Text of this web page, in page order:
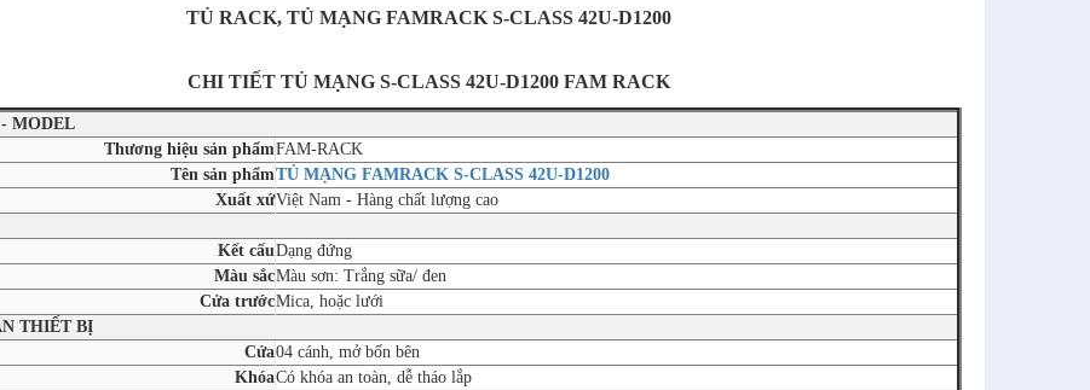
TỦ RACK, TỦ MẠNG FAMRACK S-CLASS 42U-D1200
CHI TIẾT TỦ MẠNG S-CLASS 42U-D1200 FAM RACK
MODEL
Thương hiệu sản phẩmFAM-RACK
Tên sản phẩmTỦ MẠNG FAMRACK S-CLASS 42U-D1200
Xuất xứViệt Nam - Hàng chất lượng cao
Kết cấuDạng đứng
Màu sắcMàu sơn: Trắng sữa/ đen
Cửa trướcMica, hoặc lưới
THIẾT BỊ
Cửa04 cánh, mở bốn bên
KhóaCó khóa an toàn, dễ tháo lắp